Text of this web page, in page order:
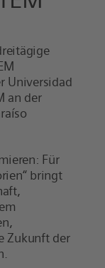
Universidad
an der
Für
bringt
Zukunft der